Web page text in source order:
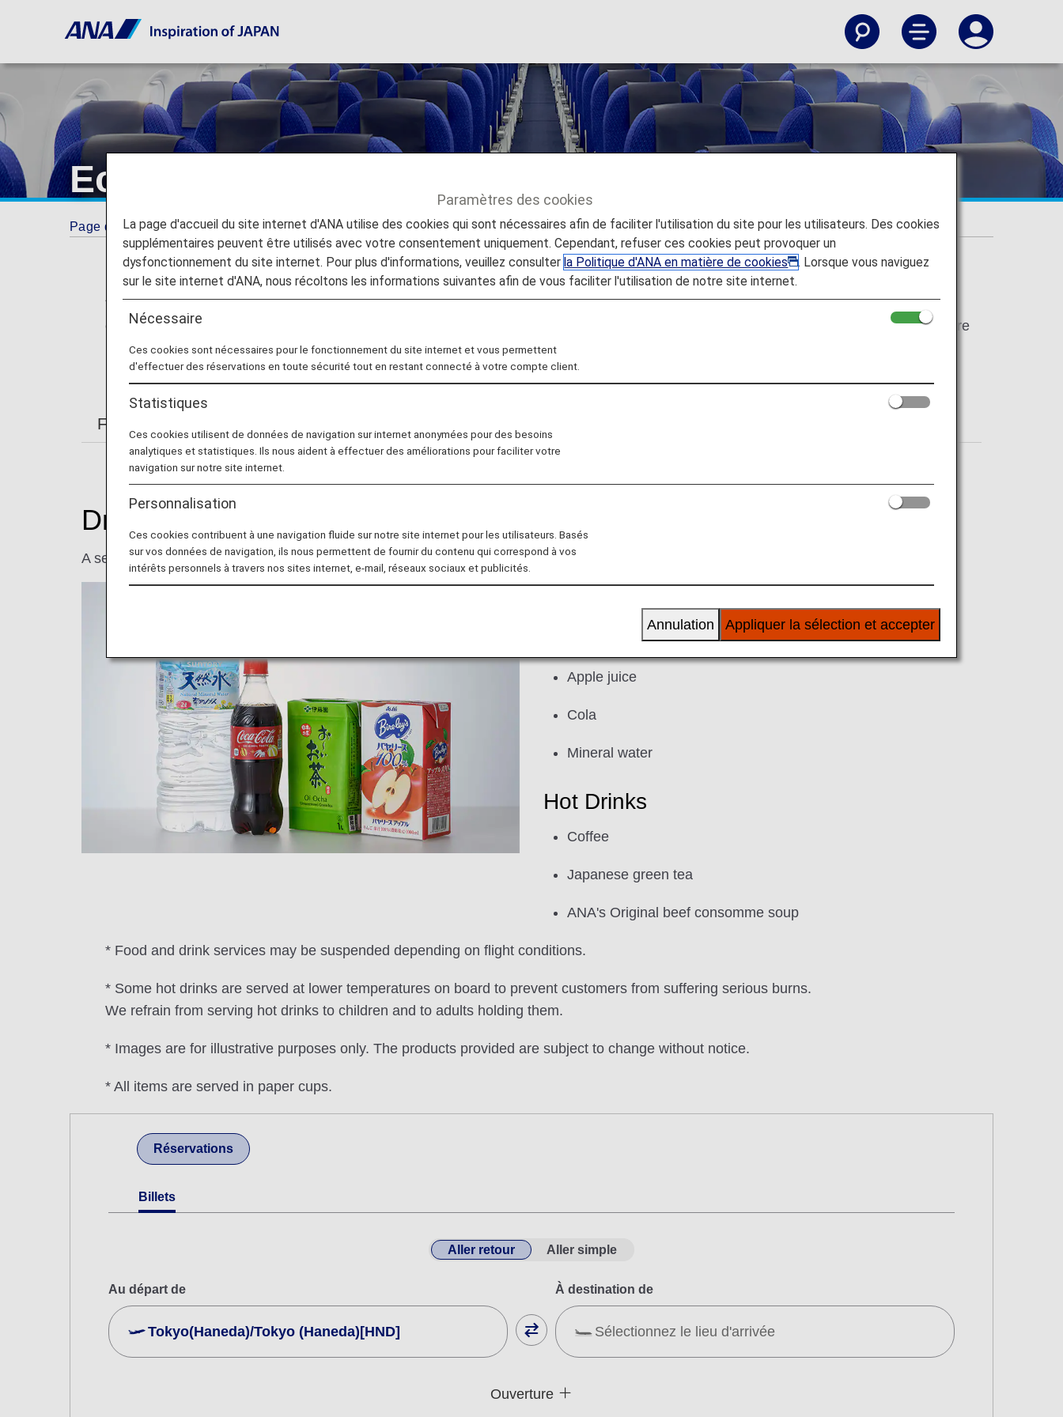
Economy Class drinks [Japan Domestic Flights]
Page d'accueil Guide Economy Class drinks [Japan Domestic Flights]
* For flights departing on or after May 19, 2026, the descriptions on the reservation search page for Japan domestic flights have been
changed from "Premium Class" and "Economy Class Seat" to "First Class (Premium Class)" and "Economy Class" respectively. There are
no plans for any changes to the service following this change in terminology.
From Check-in to Boarding and Arrival
Drink
A selection of drinks is available free of charge.
Cold Drinks
Japanese green tea
Apple juice
Cola
Mineral water
Hot Drinks
Coffee
Japanese green tea
ANA's Original beef consomme soup
* Food and drink services may be suspended depending on flight conditions.
* Some hot drinks are served at lower temperatures on board to prevent customers from suffering serious burns.
We refrain from serving hot drinks to children and to adults holding them.
* Images are for illustrative purposes only. The products provided are subject to change without notice.
* All items are served in paper cups.
Réservations
Billets
Aller retour Aller simple
Au départ de
Tokyo(Haneda)/Tokyo (Haneda)[HND]
À destination de
Sélectionnez le lieu d'arrivée
Ouverture
Paramètres des cookies
La page d'accueil du site internet d'ANA utilise des cookies qui sont nécessaires afin de faciliter l'utilisation du site pour les utilisateurs. Des cookies
supplémentaires peuvent être utilisés avec votre consentement uniquement. Cependant, refuser ces cookies peut provoquer un
dysfonctionnement du site internet. Pour plus d'informations, veuillez consulterla Politique d'ANA en matière de cookies
. Lorsque vous naviguez
sur le site internet d'ANA, nous récoltons les informations suivantes afin de vous faciliter l'utilisation de notre site internet.
Nécessaire
Ces cookies sont nécessaires pour le fonctionnement du site internet et vous permettent
d'effectuer des réservations en toute sécurité tout en restant connecté à votre compte client.
Statistiques
Ces cookies utilisent de données de navigation sur internet anonymées pour des besoins
analytiques et statistiques. Ils nous aident à effectuer des améliorations pour faciliter votre
navigation sur notre site internet.
Personnalisation
Ces cookies contribuent à une navigation fluide sur notre site internet pour les utilisateurs. Basés
sur vos données de navigation, ils nous permettent de fournir du contenu qui correspond à vos
intérêts personnels à travers nos sites internet, e-mail, réseaux sociaux et publicités.
Appliquer la sélection et accepter
Annulation